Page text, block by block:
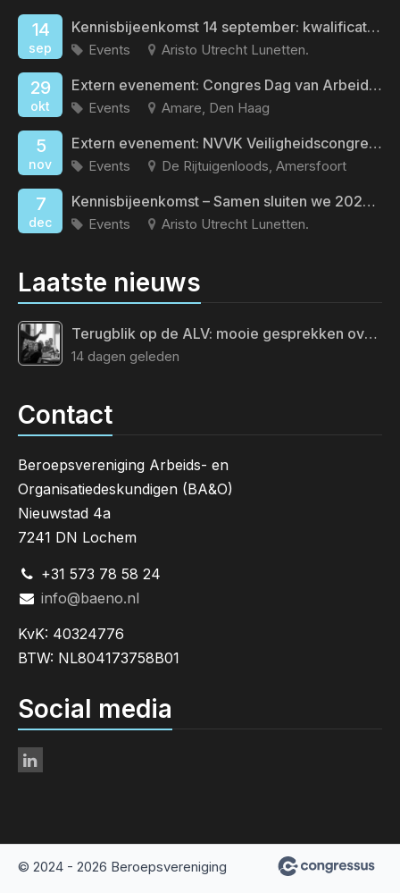
14
sep
Kennisbijeenkomst 14 september: kwalificatieveroudering
Events Aristo Utrecht Lunetten.
29
okt
Extern evenement: Congres Dag van Arbeid en Gezondheid
Events Amare, Den Haag
5
nov
Extern evenement: NVVK Veiligheidscongres 2026
Events De Rijtuigenloods, Amersfoort
7
dec
Kennisbijeenkomst – Samen sluiten we 2026 af
Events Aristo Utrecht Lunetten.
Laatste nieuws
Terugblik op de ALV: mooie gesprekken over de toekomst van ons vak
14 dagen geleden
Contact
Beroepsvereniging Arbeids- en
Organisatiedeskundigen (BA&O)
Nieuwstad 4a
7241 DN Lochem
+31 573 78 58 24
info@baeno.nl
KvK: 40324776
BTW: NL804173758B01
Social media
© 2024 - 2026 Beroepsvereniging